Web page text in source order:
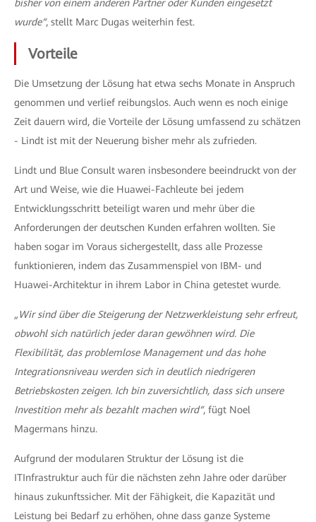
bisher von einem anderen Partner oder Kunden eingesetzt
wurde“, stellt Marc Dugas weiterhin fest.
Vorteile
Die Umsetzung der Lösung hat etwa sechs Monate in Anspruch
genommen und verlief reibungslos. Auch wenn es noch einige
Zeit dauern wird, die Vorteile der Lösung umfassend zu schätzen
- Lindt ist mit der Neuerung bisher mehr als zufrieden.
Lindt und Blue Consult waren insbesondere beeindruckt von der
Art und Weise, wie die Huawei-Fachleute bei jedem
Entwicklungsschritt beteiligt waren und mehr über die
Anforderungen der deutschen Kunden erfahren wollten. Sie
haben sogar im Voraus sichergestellt, dass alle Prozesse
funktionieren, indem das Zusammenspiel von IBM- und
Huawei-Architektur in ihrem Labor in China getestet wurde.
„Wir sind über die Steigerung der Netzwerkleistung sehr erfreut,
obwohl sich natürlich jeder daran gewöhnen wird. Die
Flexibilität, das problemlose Management und das hohe
Integrationsniveau werden sich in deutlich niedrigeren
Betriebskosten zeigen. Ich bin zuversichtlich, dass sich unsere
Investition mehr als bezahlt machen wird“, fügt Noel
Magermans hinzu.
Aufgrund der modularen Struktur der Lösung ist die
ITInfrastruktur auch für die nächsten zehn Jahre oder darüber
hinaus zukunftssicher. Mit der Fähigkeit, die Kapazität und
Leistung bei Bedarf zu erhöhen, ohne dass ganze Systeme